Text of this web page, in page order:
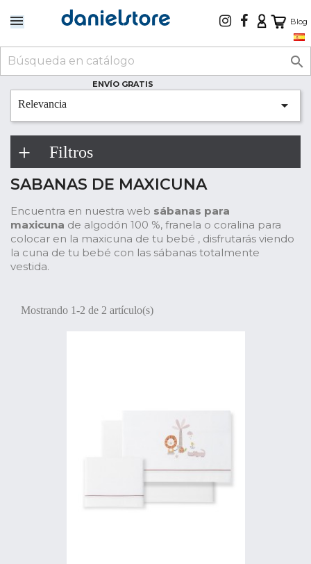
Blog

ENVÍO GRATIS
Relevancia 
Filtros
SABANAS DE MAXICUNA
Encuentra en nuestra web sábanas para
maxicuna de algodón 100 %, franela o coralina para
colocar en la maxicuna de tu bebé , disfrutarás viendo
la cuna de tu bebé con las sábanas totalmente
vestida.
Mostrando 1-2 de 2 artículo(s)